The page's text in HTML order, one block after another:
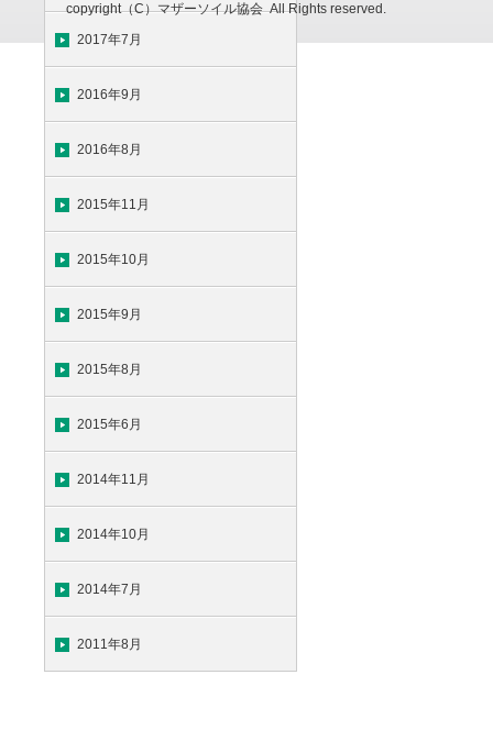
2017年7月
2016年9月
2016年8月
2015年11月
2015年10月
2015年9月
2015年8月
2015年6月
2014年11月
2014年10月
2014年7月
2011年8月
copyright（C）マザーソイル協会 All Rights reserved.